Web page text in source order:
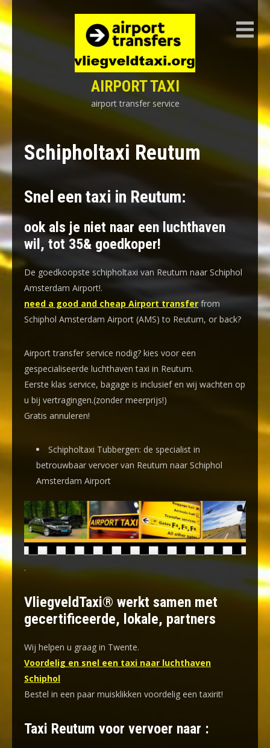
Skip
to
content
AIRPORT TAXI
airport transfer service
Schipholtaxi Reutum
Snel een taxi in Reutum:
ook als je niet naar een luchthaven
wil, tot 35& goedkoper!
De goedkoopste schipholtaxi van Reutum naar Schiphol
Amsterdam Airport!.
need a good and cheap Airport transfer from
Schiphol Amsterdam Airport (AMS) to Reutum, or back?
Airport transfer service nodig? kies voor een
gespecialiseerde luchthaven taxi in Reutum.
Eerste klas service, bagage is inclusief en wij wachten op
u bij vertragingen.(zonder meerprijs!)
Gratis annuleren!
Schipholtaxi Tubbergen: de specialist in
betrouwbaar vervoer van Reutum naar Schiphol
Amsterdam Airport
.
VliegveldTaxi® werkt samen met
gecertificeerde, lokale, partners
Wij helpen u graag in Twente.
Voordelig en snel een taxi naar luchthaven
Schiphol
Bestel in een paar muisklikken voordelig een taxirit!
Taxi Reutum voor vervoer naar :